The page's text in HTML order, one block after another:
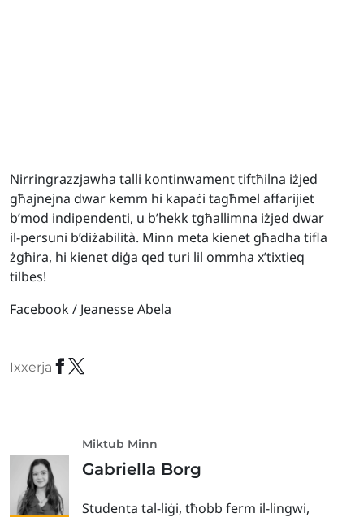
Nirringrazzjawha talli kontinwament tiftħilna iżjed
għajnejna dwar kemm hi kapaċi tagħmel affarijiet
b’mod indipendenti, u b’hekk tgħallimna iżjed dwar
il-persuni b’diżabilità. Minn meta kienet għadha tifla
żgħira, hi kienet diġa qed turi lil ommha x’tixtieq
tilbes!
Facebook / Jeanesse Abela
Ixxerja
Miktub Minn
Gabriella Borg
Studenta tal-liġi, tħobb ferm il-lingwi,